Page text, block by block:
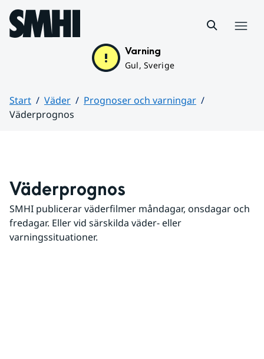
Hoppa till sidans innehåll
Varning
Gul, Sverige
Start Väder
Prognoser och varningar
Väderprognos
Väderprognos
SMHI publicerar väderfilmer måndagar, onsdagar och
fredagar. Eller vid särskilda väder- eller
varningssituationer.